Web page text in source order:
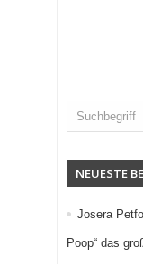
NEUESTE
Josera
Poop“ das